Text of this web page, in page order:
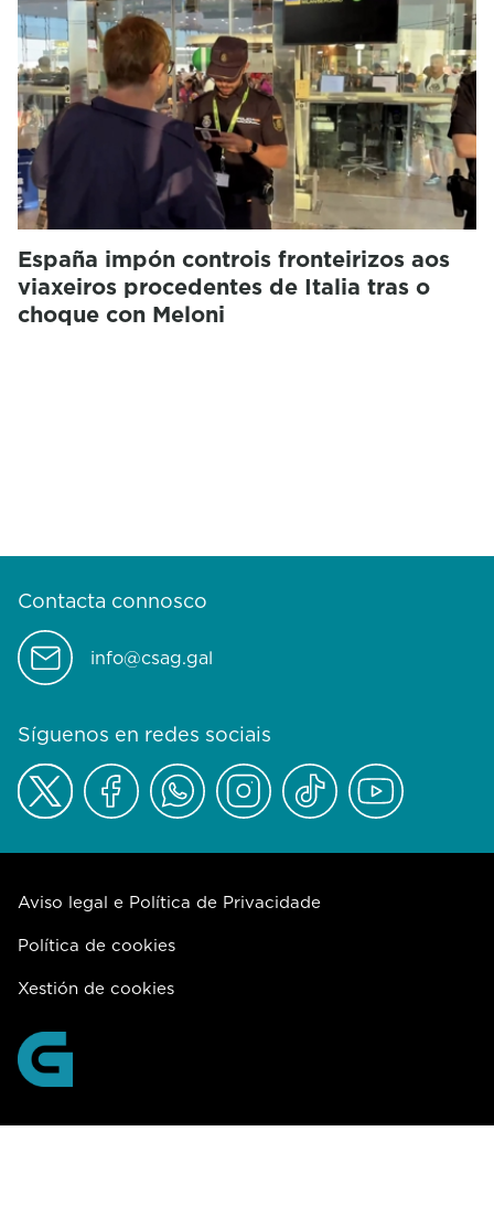
España impón controis fronteirizos aos
viaxeiros procedentes de Italia tras o
choque con Meloni
Contacta connosco
info@csag.gal
Síguenos en redes sociais
Aviso legal e Política de Privacidade
Política de cookies
Xestión de cookies